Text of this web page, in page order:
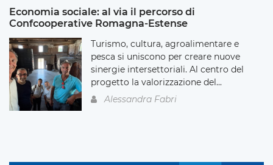
Economia sociale: al via il percorso di
Confcooperative Romagna-Estense
Turismo, cultura, agroalimentare e
pesca si uniscono per creare nuove
sinergie intersettoriali. Al centro del
progetto la valorizzazione del...
Alessandra Fabri